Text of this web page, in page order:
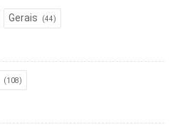
Gerais (44)
(108)